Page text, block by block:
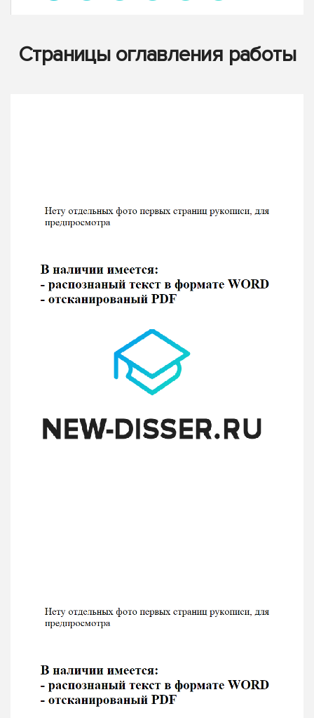
Страницы оглавления работы